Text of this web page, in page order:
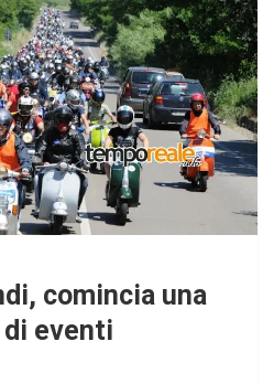
comincia una
eventi